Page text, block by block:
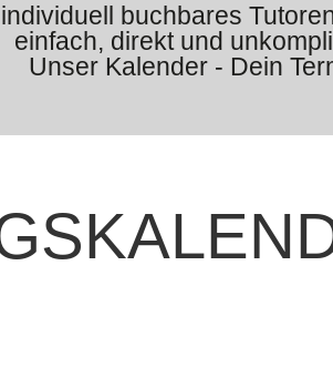
buchbares
einfach, direkt und
Unser Kalender - Dein